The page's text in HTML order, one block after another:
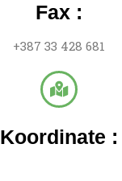
Fax :
+387 33 428 681
Koordinate :